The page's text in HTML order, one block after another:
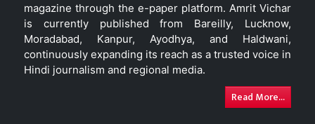
magazine through the e-paper platform. Amrit Vichar
is currently published from Bareilly, Lucknow,
Moradabad, Kanpur, Ayodhya, and Haldwani,
continuously expanding its reach as a trusted voice in
Hindi journalism and regional media.
Read More...